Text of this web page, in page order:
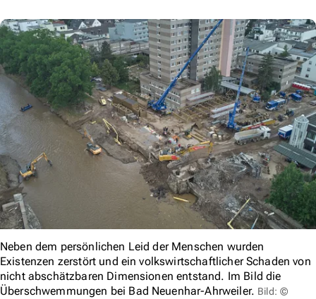
Neben dem persönlichen Leid der Menschen wurden
Existenzen zerstört und ein volkswirtschaftlicher Schaden von
nicht abschätzbaren Dimensionen entstand. Im Bild die
Überschwemmungen bei Bad Neuenhar-Ahrweiler. Bild: ©